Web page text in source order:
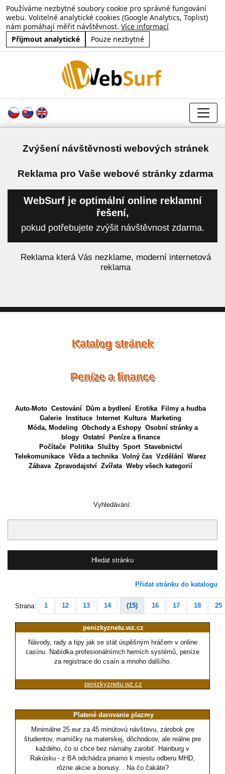
Používáme nezbytné soubory cookie pro správné fungování
webu. Volitelné analytické cookies (Google Analytics, Toplist)
nám pomáhají měřit návštěvnost. Více informací
Přijmout analytické
Pouze nezbytné
Zvýšení návštěvnosti webových stránek
Reklama pro Vaše webové stránky zdarma
WebSurf je optimální online reklamní
řešení,
pokud potřebujete zvýšit návštěvnost zdarma.
Reklama která Vás nezklame, moderní internetová
reklama
Katalog stránek
Peníze a finance
Auto-Moto Cestování Dům a bydlení Erotika
Filmy a hudba
Galerie
Instituce Internet Kultura
Marketing
Móda, Modeling Obchody a Eshopy Osobní stránky a
blogy Ostatní
Peníze a finance
Počítače
Politika Služby Sport Stavebnictví
Telekomunikace Věda a technika Volný čas Vzdělání Warez
Zábava Zpravodajství Zvířata Weby všech kategorií
Vyhledávání:
Přidat stránku do katalogu
Strana: 1 12 13 14 (15) 16 17 18 25
penizkyznetu.wz.cz
Návody, rady a tipy jak se stát úspěšným hráčem v online
casínu. Nabídka profesionálnímch herních systémů, peníze
za registrace do csaín a mnoho dalšího.
penizkyznetu.wz.cz
Platené darovanie plazmy
Minimálne 25 eur za 45 minútovú návštevu, zárobok pre
študentov, mamičky na materskej, dôchodcov, ale reálne pre
každého, čo si chce bez námahy zarobiť. Hainburg v
Rakúsku - z BA odchádza priamo k miestu odberu MHD,
rôzne akcie a bonusy... Na čo čakáte?